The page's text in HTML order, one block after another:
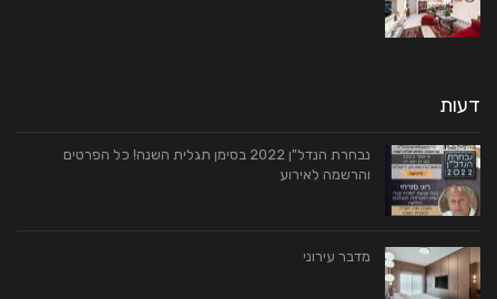
דעות
נבחרת הנדל"ן 2022 בסימן תגלית השנה! כל הפרטים
והרשמה לאירוע
מדבר עירוני